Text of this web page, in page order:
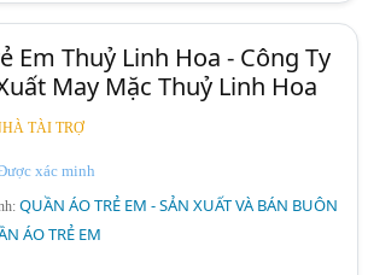
Em Thuỷ Linh Hoa - Công Ty
May Mặc Thuỷ Linh Hoa
TÀI TRỢ
xác minh
QUẦN ÁO TRẺ EM - SẢN XUẤT VÀ BÁN BUÔN
ÁO TRẺ EM